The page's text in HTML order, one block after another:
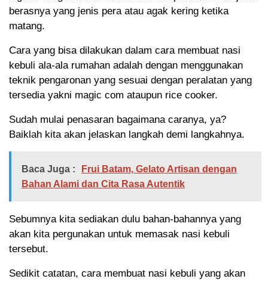
berasnya yang jenis pera atau agak kering ketika
matang.
Cara yang bisa dilakukan dalam cara membuat nasi
kebuli ala-ala rumahan adalah dengan menggunakan
teknik pengaronan yang sesuai dengan peralatan yang
tersedia yakni magic com ataupun rice cooker.
Sudah mulai penasaran bagaimana caranya, ya?
Baiklah kita akan jelaskan langkah demi langkahnya.
Baca Juga :
Frui Batam, Gelato Artisan dengan
Bahan Alami dan Cita Rasa Autentik
Sebumnya kita sediakan dulu bahan-bahannya yang
akan kita pergunakan untuk memasak nasi kebuli
tersebut.
Sedikit catatan, cara membuat nasi kebuli yang akan